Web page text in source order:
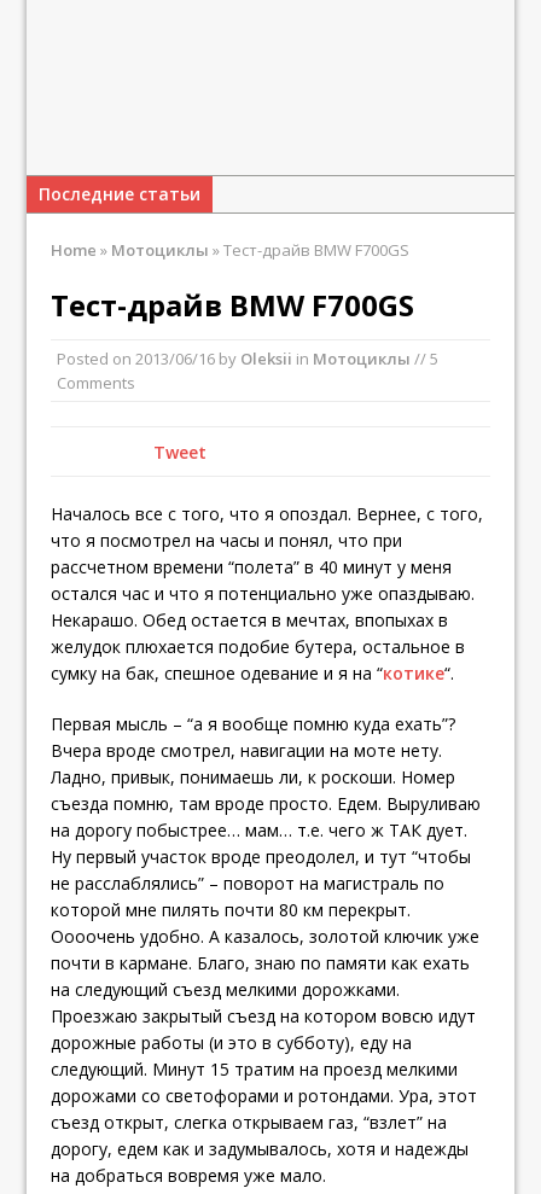
Последние статьи
Home » Мотоциклы »Тест-драйв BMW F700GS
Тест-драйв BMW F700GS
Posted on 2013/06/16 by Oleksii in Мотоциклы // 5
Comments
Tweet
Началось все с того, что я опоздал. Вернее, с того,
что я посмотрел на часы и понял, что при
рассчетном времени “полета” в 40 минут у меня
остался час и что я потенциально уже опаздываю.
Некарашо. Обед остается в мечтах, впопыхах в
желудок плюхается подобие бутера, остальное в
сумку на бак, спешное одевание и я на “котике“.
Первая мысль – “а я вообще помню куда ехать”?
Вчера вроде смотрел, навигации на моте нету.
Ладно, привык, понимаешь ли, к роскоши. Номер
съезда помню, там вроде просто. Едем. Выруливаю
на дорогу побыстрее… мам… т.е. чего ж ТАК дует.
Ну первый участок вроде преодолел, и тут “чтобы
не расслаблялись” – поворот на магистраль по
которой мне пилять почти 80 км перекрыт.
Оооочень удобно. А казалось, золотой ключик уже
почти в кармане. Благо, знаю по памяти как ехать
на следующий съезд мелкими дорожками.
Проезжаю закрытый съезд на котором вовсю идут
дорожные работы (и это в субботу), еду на
следующий. Минут 15 тратим на проезд мелкими
дорожами со светофорами и ротондами. Ура, этот
съезд открыт, слегка открываем газ, “взлет” на
дорогу, едем как и задумывалось, хотя и надежды
на добраться вовремя уже мало.